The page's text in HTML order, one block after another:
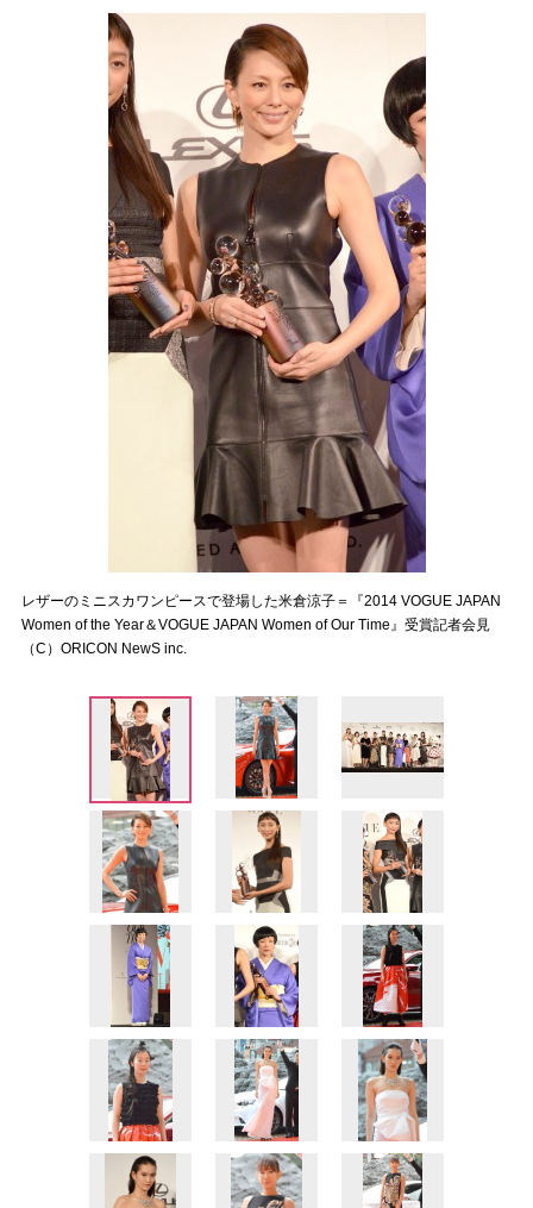
レザーのミニスカワンピースで登場した米倉涼子＝『2014 VOGUE JAPAN
Women of the Year＆VOGUE JAPAN Women of Our Time』受賞記者会見
（C）ORICON NewS inc.